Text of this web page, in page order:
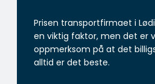
Prisen transportfirmaet i
en viktig faktor, men det er
oppmerksom på at det
alltid er det beste.